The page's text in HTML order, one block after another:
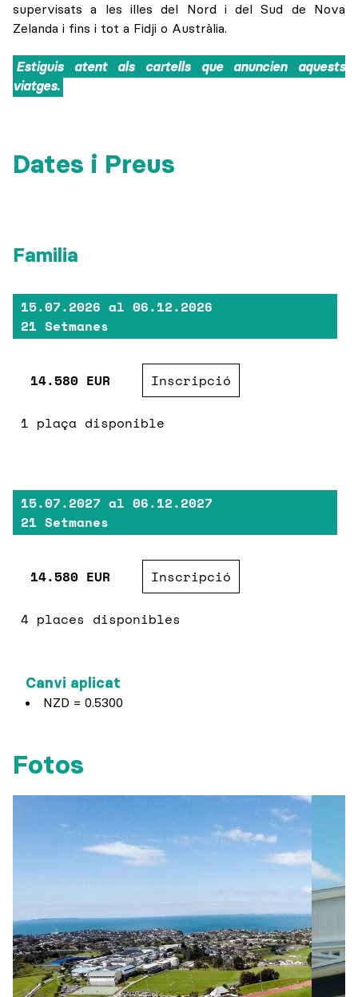
supervisats a les illes del Nord i del Sud de Nova
Zelanda i fins i tot a Fidji o Austràlia.
Estiguis atent als cartells que anuncien aquests
viatges.
Dates i Preus
Familia
15.07.2026 al 06.12.2026
21 Setmanes
14.580 EUR Inscripció
1 plaça disponible
15.07.2027 al 06.12.2027
21 Setmanes
14.580 EUR Inscripció
4 places disponibles
Canvi aplicat
NZD = 0.5300
Fotos